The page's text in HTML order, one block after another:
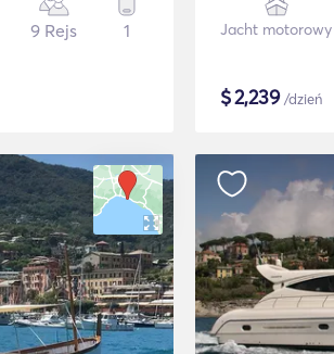
9 Rejs 1 Jacht motorowy
$2,239/dzień